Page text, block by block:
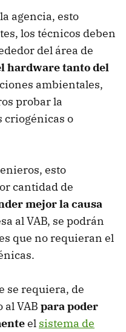
agencia, esto
los técnicos deben
del área de
hardware tanto del
ambientales,
probar la
criogénicas o
esto
cantidad de
mejor la causa
al VAB, se podrán
que no requieran el
se requiera, de
VAB para poder
el sistema de